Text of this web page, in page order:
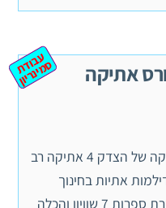
אתיקה
ע
ב
וד
ת
ס
מ
ינ
ר
יון
מבוא 2 מסגרת תאורטית 4 אתיקה של הצדק 4 אתיקה רב
5 אתיקה קהילתית 5 דילמות אתיות בחינוך
וגישת האתיקות המרובות 6 סקירת ספרות 7 שוויון והכלה